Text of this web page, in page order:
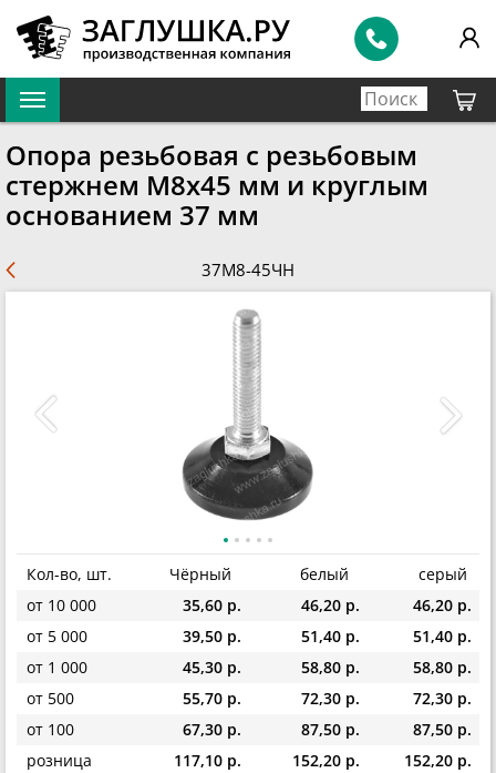
Опора резьбовая с резьбовым
стержнем М8х45 мм и круглым
основанием 37 мм
37М8-45ЧН
Кол-во, шт. Чёрный белый
серый
от 10 000
35,60 р. 46,20 р.
46,20 р.
от 5 000
39,50 р. 51,40 р.
51,40 р.
от 1 000
45,30 р. 58,80 р.
58,80 р.
от 500
55,70 р. 72,30 р.
72,30 р.
от 100
67,30 р. 87,50 р.
87,50 р.
розница
117,10 р. 152,20 р. 152,20 р.